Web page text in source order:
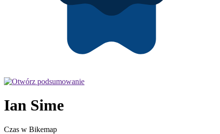
Ian Sime
Czas w Bikemap